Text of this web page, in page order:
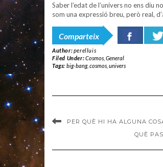
Saber l’edat de l’univers no ens diu
som una expressió breu, però real,
Comparteix
Author:perelluis
Filed Under:Cosmos, General
Tags: big-bang, cosmos, univers
PER QUÈ HI HA ALGUNA
QUÈ